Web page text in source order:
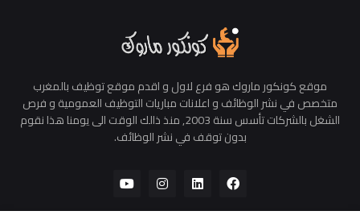
موقع كونكور ماروك هو فرع لاول و اقدم موقع توظيف بالمغرب
متخصص في نشر الوظائف و اعلانات مباريات التوظيف العمومية و فرص
الشغل بالشركات تأسس سنة 2003, منذ ذالك الوقت الى يومنا هذا نقوم
بدون توقف في نشر الوظائف.